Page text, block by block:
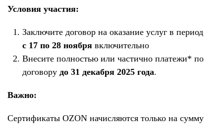
Условия участия:
Заключите договор на оказание услуг в период
с 17 по 28 ноября включительно
Внесите полностью или частично платежи* по
договору до 31 декабря 2025 года.
Важно:
Сертификаты OZON начисляются только на сумму